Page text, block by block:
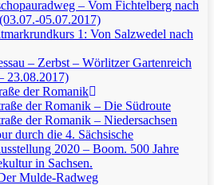
– Vom Fichtelberg nach
05.07.2017)
1: Von Salzwedel nach
– Zerbst – Wörlitzer Gartenreich
23.08.2017)
der Romanik
der Romanik – Die Südroute
der Romanik – Niedersachsen
durch die 4. Sächsische
2020 – Boom. 500 Jahre
in Sachsen.
Mulde-Radweg